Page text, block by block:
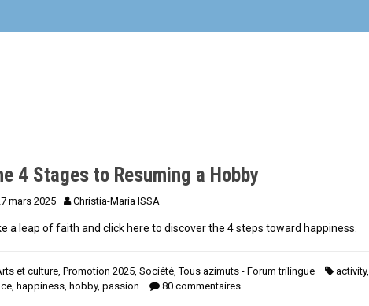
4 Stages to Resuming a Hobby
mars 2025 Christia-Maria ISSA
a leap of faith and click here to discover the 4 steps toward happiness.
et culture,Promotion 2025,Société,Tous azimuts - Forum trilingue activity,
, happiness, hobby,passion 80 commentaires